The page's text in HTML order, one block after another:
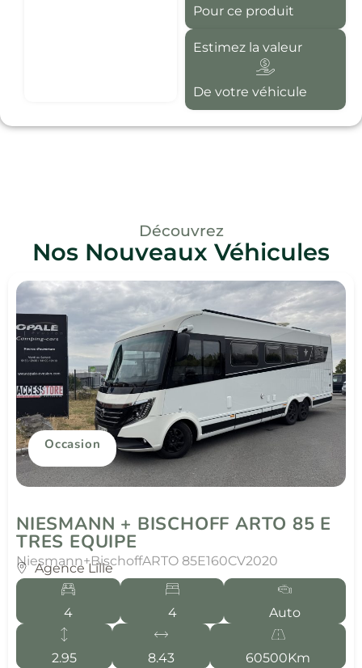
Pour ce produit
Estimez la valeur
De votre véhicule
Découvrez
Nos Nouveaux Véhicules
Occasion
NIESMANN + BISCHOFF ARTO 85 E
TRES EQUIPE
Niesmann+BischoffARTO 85E160CV2020
Agence Lille
4 4 Auto
2.95 8.43 60500Km